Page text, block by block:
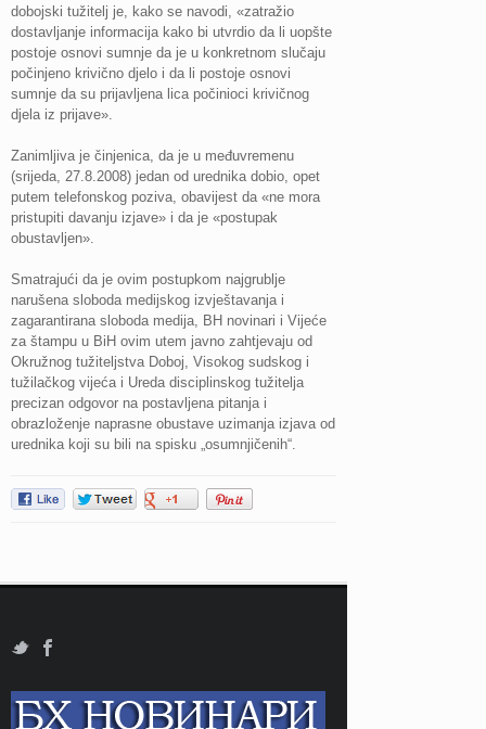
dobojski tužitelj je, kako se navodi, «zatražio
dostavljanje informacija kako bi utvrdio da li uopšte
postoje osnovi sumnje da je u konkretnom slučaju
počinjeno krivično djelo i da li postoje osnovi
sumnje da su prijavljena lica počinioci krivičnog
djela iz prijave».
Zanimljiva je činjenica, da je u međuvremenu
(srijeda, 27.8.2008) jedan od urednika dobio, opet
putem telefonskog poziva, obavijest da «ne mora
pristupiti davanju izjave» i da je «postupak
obustavljen».
Smatrajući da je ovim postupkom najgrublje
narušena sloboda medijskog izvještavanja i
zagarantirana sloboda medija, BH novinari i Vijeće
za štampu u BiH ovim utem javno zahtjevaju od
Okružnog tužiteljstva Doboj, Visokog sudskog i
tužilačkog vijeća i Ureda disciplinskog tužitelja
precizan odgovor na postavljena pitanja i
obrazloženje naprasne obustave uzimanja izjava od
urednika koji su bili na spisku „osumnjičenih“.